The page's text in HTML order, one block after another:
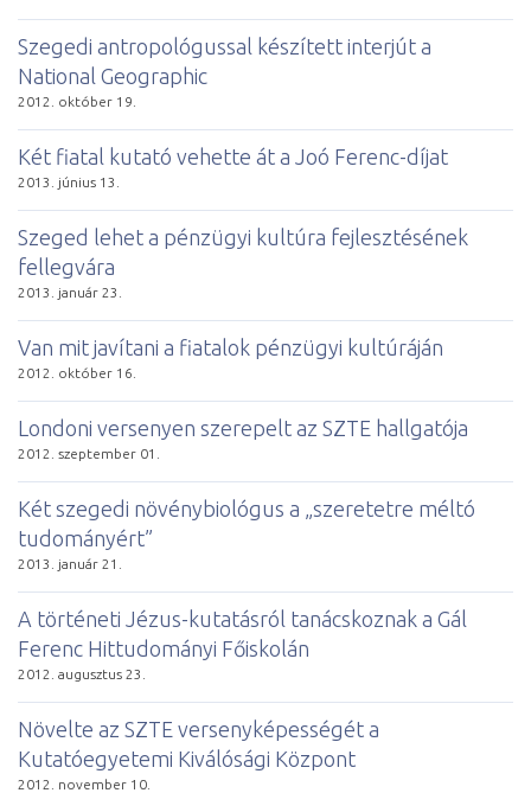
Szegedi antropológussal készített interjút a
National Geographic
2012. október 19.
Két fiatal kutató vehette át a Joó Ferenc-díjat
2013. június 13.
Szeged lehet a pénzügyi kultúra fejlesztésének
fellegvára
2013. január 23.
Van mit javítani a fiatalok pénzügyi kultúráján
2012. október 16.
Londoni versenyen szerepelt az SZTE hallgatója
2012. szeptember 01.
Két szegedi növénybiológus a „szeretetre méltó
tudományért”
2013. január 21.
A történeti Jézus-kutatásról tanácskoznak a Gál
Ferenc Hittudományi Főiskolán
2012. augusztus 23.
Növelte az SZTE versenyképességét a
Kutatóegyetemi Kiválósági Központ
2012. november 10.